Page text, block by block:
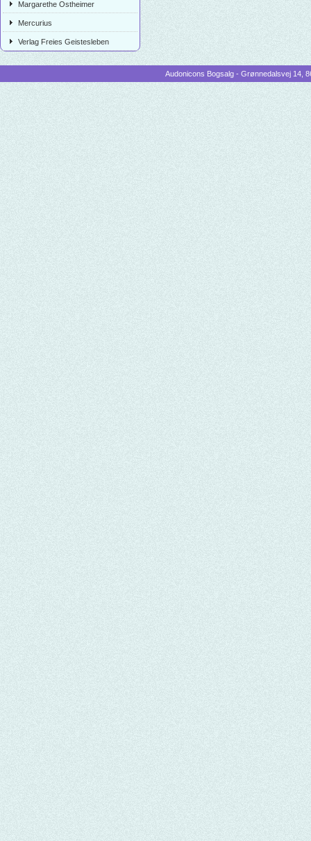
Margarethe Ostheimer
Mercurius
Verlag Freies Geistesleben
Audonicons Bogsalg - Grønnedalsvej 14,